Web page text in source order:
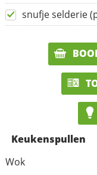
snufje selderie
Keukenspullen
Wok